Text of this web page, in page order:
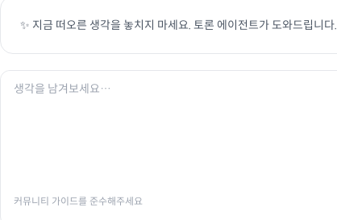
✨ 지금 떠오른 생각을 놓치지 마세요. 토론 에이전트가 도와드립니다.
커뮤니티 가이드를 준수해주세요